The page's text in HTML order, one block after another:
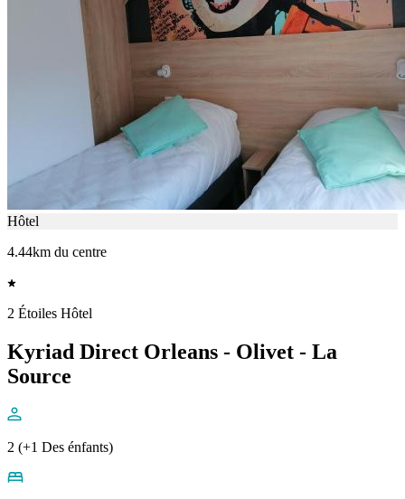
Hôtel
4.44km du centre
2 Étoiles Hôtel
Kyriad Direct Orleans - Olivet - La
Source
2 (+1 Des énfants)